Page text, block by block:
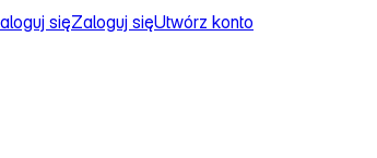
sięZaloguj sięUtwórz konto